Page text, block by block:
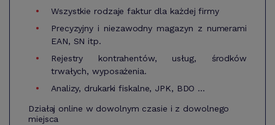
Wszystkie rodzaje faktur dla każdej firmy
Precyzyjny i niezawodny magazyn z numerami
EAN, SN itp.
Rejestry kontrahentów, usług, środków
trwałych, wyposażenia.
Analizy, drukarki fiskalne, JPK, BDO ...
Działaj online w dowolnym czasie i z dowolnego
miejsca